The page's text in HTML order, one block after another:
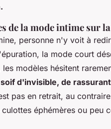
de la mode intime sur
personne n'y voit à
la mode court
modèles hésitent
d'invisible, de
pas en retrait, au
culottes éphémères ou peu